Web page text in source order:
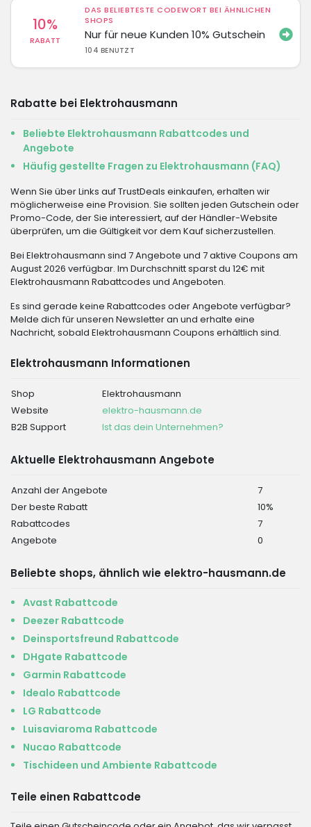
10%
RABATT
DAS BELIEBTESTE CODEWORT BEI ÄHNLICHEN
SHOPS
Nur für neue Kunden 10% Gutschein
104 BENUTZT
Rabatte bei Elektrohausmann
Beliebte Elektrohausmann Rabattcodes und
Angebote
Häufig gestellte Fragen zu Elektrohausmann (FAQ)
Wenn Sie über Links auf TrustDeals einkaufen, erhalten wir
möglicherweise eine Provision. Sie sollten jeden Gutschein oder
Promo-Code, der Sie interessiert, auf der Händler-Website
überprüfen, um die Gültigkeit vor dem Kauf sicherzustellen.
Bei Elektrohausmann sind 7 Angebote und 7 aktive Coupons am
August 2026 verfügbar. Im Durchschnitt sparst du 12€ mit
Elektrohausmann Rabattcodes und Angeboten.
Es sind gerade keine Rabattcodes oder Angebote verfügbar?
Melde dich für unseren Newsletter an und erhalte eine
Nachricht, sobald Elektrohausmann Coupons erhältlich sind.
Elektrohausmann Informationen
Shop
Elektrohausmann
Website
elektro-hausmann.de
B2B Support
Ist das dein Unternehmen?
Aktuelle Elektrohausmann Angebote
Anzahl der Angebote
7
Der beste Rabatt
10%
Rabattcodes
7
Angebote
0
Beliebte shops, ähnlich wie elektro-hausmann.de
Avast Rabattcode
Deezer Rabattcode
Deinsportsfreund Rabattcode
DHgate Rabattcode
Garmin Rabattcode
Idealo Rabattcode
LG Rabattcode
Luisaviaroma Rabattcode
Nucao Rabattcode
Tischideen und Ambiente Rabattcode
Teile einen Rabattcode